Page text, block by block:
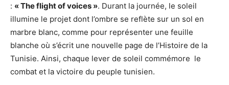
: « The flight of voices ». Durant la journée, le soleil
illumine le projet dont l’ombre se reflète sur un sol en
marbre blanc, comme pour représenter une feuille
blanche où s’écrit une nouvelle page de l’Histoire de la
Tunisie. Ainsi, chaque lever de soleil commémore le
combat et la victoire du peuple tunisien.